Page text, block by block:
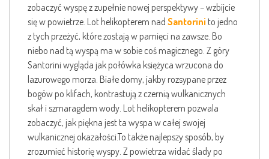
zobaczyć wyspę z zupełnie nowej perspektywy – wzbijcie
się w powietrze. Lot helikopterem nad Santorini to jedno
z tych przeżyć, które zostają w pamięci na zawsze. Bo
niebo nad tą wyspą ma w sobie coś magicznego. Z góry
Santorini wygląda jak połówka księżyca wrzucona do
lazurowego morza. Białe domy, jakby rozsypane przez
bogów po klifach, kontrastują z czernią wulkanicznych
skał i szmaragdem wody. Lot helikopterem pozwala
zobaczyć, jak piękna jest ta wyspa w całej swojej
wulkanicznej okazałości.To także najlepszy sposób, by
zrozumieć historię wyspy. Z powietrza widać ślady po